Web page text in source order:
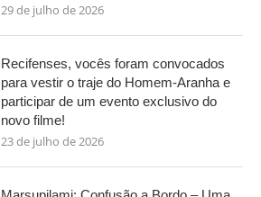
29 de julho de 2026
Recifenses, vocês foram convocados
para vestir o traje do Homem-Aranha e
participar de um evento exclusivo do
novo filme!
23 de julho de 2026